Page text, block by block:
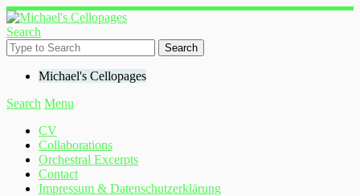
Search
Michael's Cellopages
Search Menu
CV
Collaborations
Orchestral Excerpts
Contact
Impressum & Datenschutzerklärung